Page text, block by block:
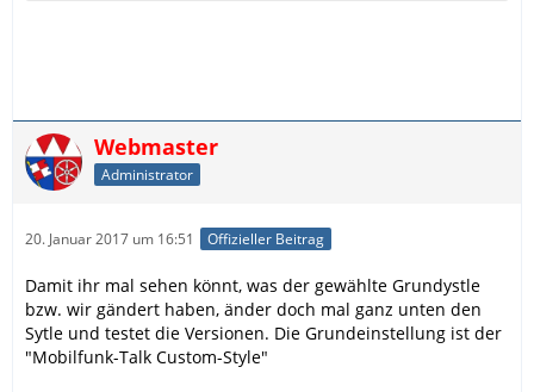
Webmaster
Administrator
20. Januar 2017 um 16:51 Offizieller Beitrag
Damit ihr mal sehen könnt, was der gewählte Grundystle
bzw. wir gändert haben, änder doch mal ganz unten den
Sytle und testet die Versionen. Die Grundeinstellung ist der
"Mobilfunk-Talk Custom-Style"